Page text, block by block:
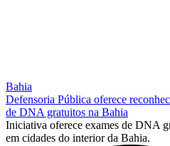
Bahia
Defensoria Pública oferece
de DNA gratuitos na Bahia
Iniciativa oferece exames de DNA
em cidades do interior da Bahia.